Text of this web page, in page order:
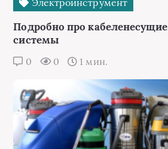
Электроинструмент
Подробно про кабеленесущие
системы
0 0 1 мин.